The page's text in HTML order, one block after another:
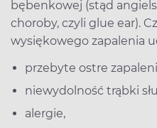
bębenkowej (stąd
choroby, czyli glue ear).
wysiękowego zapalenia
przebyte ostre
niewydolność trąbki
alergie,